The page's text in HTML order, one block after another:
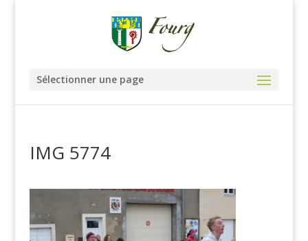
Sélectionner une page
IMG 5774